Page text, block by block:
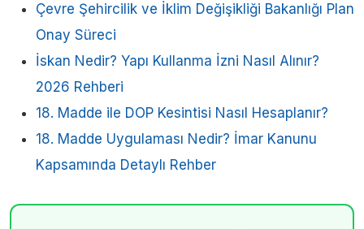
Çevre Şehircilik ve İklim Değişikliği Bakanlığı Plan
Onay Süreci
İskan Nedir? Yapı Kullanma İzni Nasıl Alınır?
2026 Rehberi
18. Madde ile DOP Kesintisi Nasıl Hesaplanır?
18. Madde Uygulaması Nedir? İmar Kanunu
Kapsamında Detaylı Rehber